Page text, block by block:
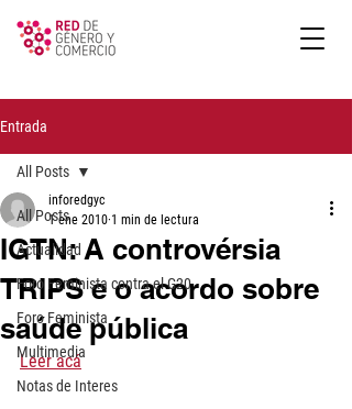
Entrada
All Posts
Actualidad
Foro Feminista contra el G20
Foro Feminista
Multimedia
Notas de Interes
All Posts
IGTN: A controvérsia
TRIPS e o acordo sobre
saúde pública
inforedgyc
1 ene 2010 1 min de lectura
Leer acá